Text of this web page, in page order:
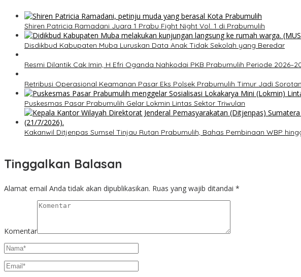
Shiren Patricia Ramadani Juara 1 Prabu Fight Night Vol. 1 di Prabumulih
Disdikbud Kabupaten Muba Luruskan Data Anak Tidak Sekolah yang Beredar
Resmi Dilantik Cak Imin, H Efri Oganda Nahkodai PKB Prabumulih Periode
Retribusi Operasional Keamanan Pasar Eks Polsek Prabumulih Timur Jadi
Puskesmas Pasar Prabumulih Gelar Lokmin Lintas Sektor Triwulan
Kakanwil Ditjenpas Sumsel Tinjau Rutan Prabumulih, Bahas Pembinaan WBP
Tinggalkan Balasan
Alamat email Anda tidak akan dipublikasikan. Ruas yang wajib ditandai *
Komentar